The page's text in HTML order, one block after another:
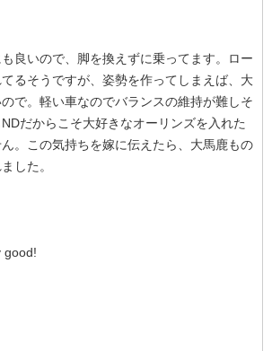
良いので、脚を換えずに乗ってます。ロー
るそうですが、姿勢を作ってしまえば、大
で。軽い車なのでバランスの維持が難しそ
だからこそ大好きなオーリンズを入れた
。この気持ちを嫁に伝えたら、大馬鹿もの
した。
good!